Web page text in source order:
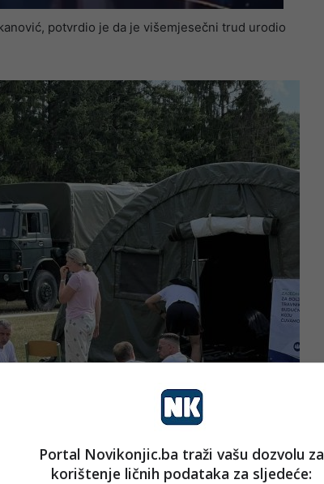
potvrdio je da je višemjesečni trud urodio
Portal Novikonjic.ba traži vašu dozvolu za
korištenje ličnih podataka za sljedeće: